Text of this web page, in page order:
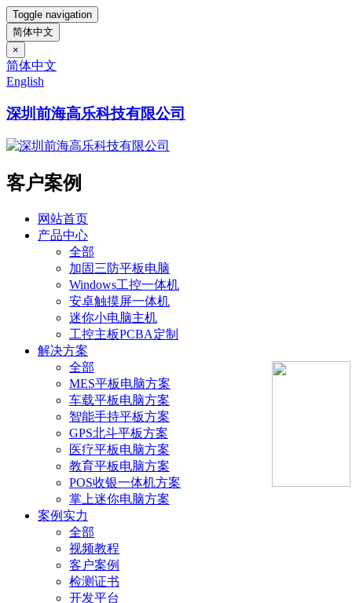
Toggle navigation
简体中文
×
简体中文
English
深圳前海高乐科技有限公司
客户案例
网站首页
产品中心
全部
加固三防平板电脑
Windows工控一体机
安卓触摸屏一体机
迷你小电脑主机
工控主板PCBA定制
解决方案
全部
MES平板电脑方案
车载平板电脑方案
智能手持平板方案
GPS北斗平板方案
医疗平板电脑方案
教育平板电脑方案
POS收银一体机方案
掌上迷你电脑方案
案例实力
全部
视频教程
客户案例
检测证书
开发平台